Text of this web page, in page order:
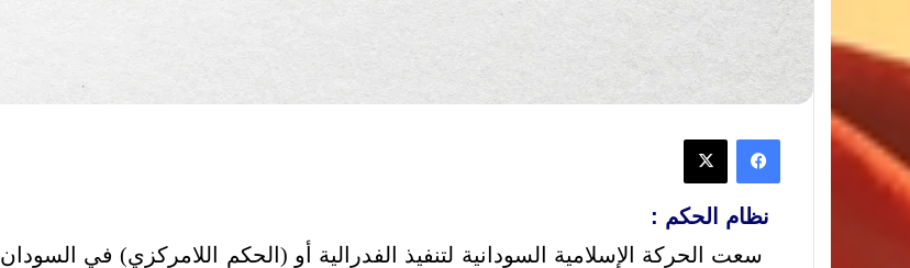
نظام الحكم :
سعت الحركة الإسلامية السودانية لتنفيذ الفدرالية أو (الحكم اللامركزي) في السودان